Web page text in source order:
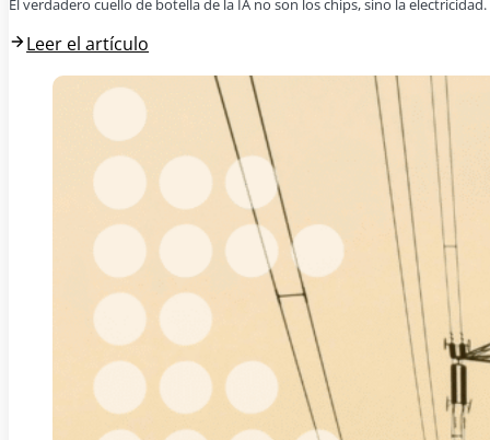
El verdadero cuello de botella de la IA no son los chips, sino la
Leer el artículo